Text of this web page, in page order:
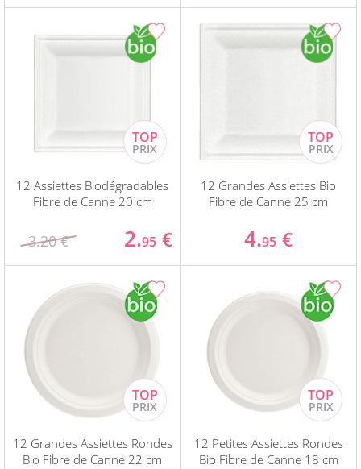
12 Assiettes Biodégradables
Fibre de Canne 20 cm
3.20 € 2.95 €
12 Grandes Assiettes Bio
Fibre de Canne 25 cm
4.95 €
12 Grandes Assiettes Rondes
Bio Fibre de Canne 22 cm
12 Petites Assiettes Rondes
Bio Fibre de Canne 18 cm